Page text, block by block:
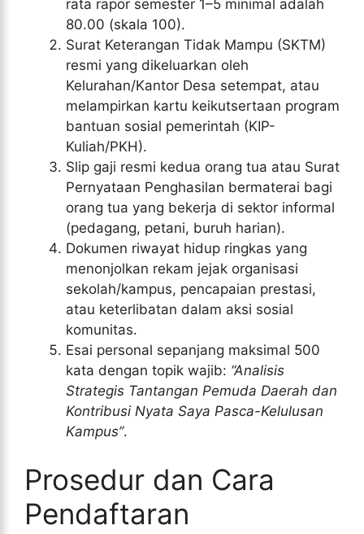
rata rapor semester 1–5 minimal adalah
80.00 (skala 100).
Surat Keterangan Tidak Mampu (SKTM)
resmi yang dikeluarkan oleh
Kelurahan/Kantor Desa setempat, atau
melampirkan kartu keikutsertaan program
bantuan sosial pemerintah (KIP-
Kuliah/PKH).
Slip gaji resmi kedua orang tua atau Surat
Pernyataan Penghasilan bermaterai bagi
orang tua yang bekerja di sektor informal
(pedagang, petani, buruh harian).
Dokumen riwayat hidup ringkas yang
menonjolkan rekam jejak organisasi
sekolah/kampus, pencapaian prestasi,
atau keterlibatan dalam aksi sosial
komunitas.
Esai personal sepanjang maksimal 500
kata dengan topik wajib: “Analisis
Strategis Tantangan Pemuda Daerah dan
Kontribusi Nyata Saya Pasca-Kelulusan
Kampus”.
Prosedur dan Cara
Pendaftaran